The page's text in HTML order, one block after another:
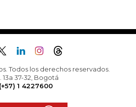
Todos los derechos reservados.
13a 37-32, Bogotá
(+57) 1 4227600